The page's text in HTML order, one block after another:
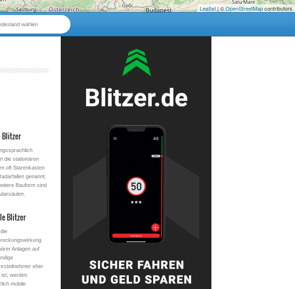
Leaflet| ©OpenStreetMapcontributors
wählen
Blitzer
die stationären
oft Starenkasten
genannt.
Bauform sind
Blitzer
Anlagen auf
eher
ist, werden
mobile